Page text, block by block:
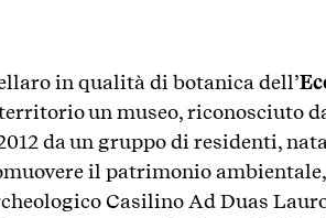
in qualità di botanica dell’
un museo, riconosciuto
da un gruppo di residenti,
il patrimonio
Casilino Ad Duas